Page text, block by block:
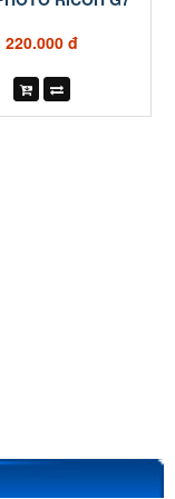
220.000 đ